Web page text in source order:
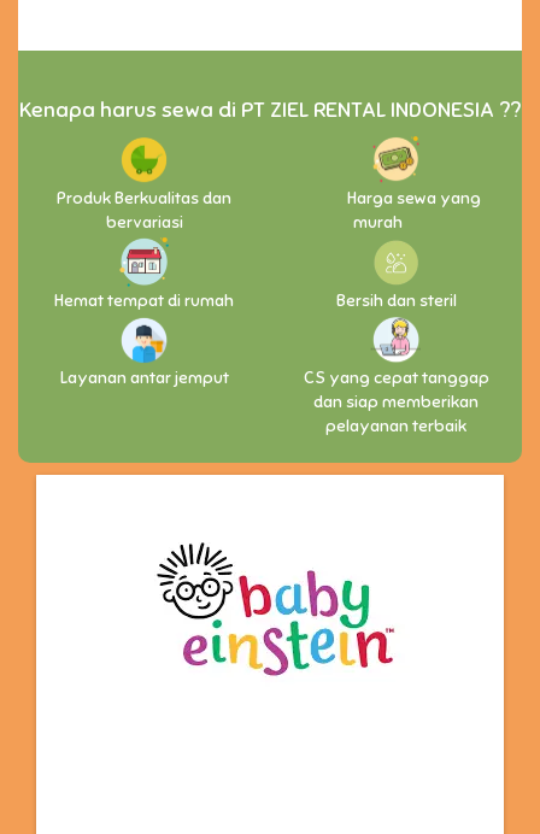
Kenapa harus sewa di PT ZIEL RENTAL INDONESIA ??
Produk Berkualitas dan
bervariasi
Harga sewa yang
murah
Hemat tempat di rumah Bersih dan steril
Layanan antar jemput
CS yang cepat tanggap
dan siap memberikan
pelayanan terbaik